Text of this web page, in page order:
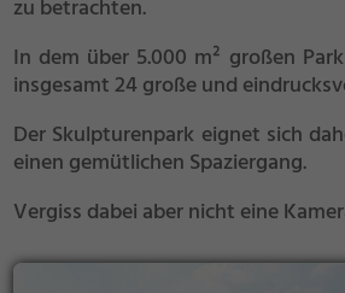
zu betrachten.
In dem über 5.000 m² großen
insgesamt 24 große und
Der Skulpturenpark eignet sich
einen gemütlichen Spaziergang.
Vergiss dabei aber nicht eine